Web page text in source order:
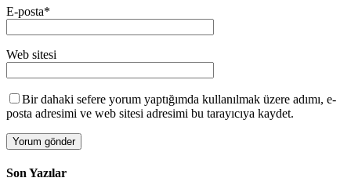
E-posta*
Web sitesi
Bir dahaki sefere yorum yaptığımda kullanılmak üzere adımı, e-
posta adresimi ve web sitesi adresimi bu tarayıcıya kaydet.
Son Yazılar